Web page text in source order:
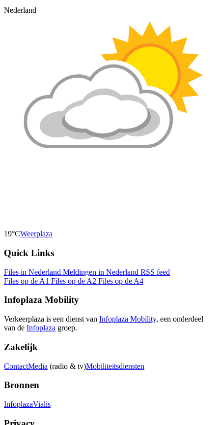
Nederland
19°CWeerplaza
Quick Links
Files in Nederland Meldingen in Nederland RSS feed
Files op de A1 Files op de A2 Files op de A4
Infoplaza Mobility
Verkeerplaza is een dienst van Infoplaza Mobility, een onderdeel
van de Infoplaza groep.
Zakelijk
ContactMedia (radio & tv)Mobiliteitsdiensten
Bronnen
InfoplazaVialis